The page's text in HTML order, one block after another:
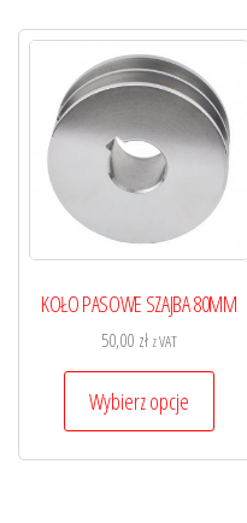
KOŁO PASOWE SZAJBA 80MM
50,00 zł z VAT
Wybierz opcje
Ten